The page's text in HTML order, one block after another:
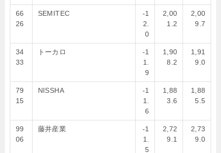
66
26
SEMITEC
-1
2.
0
2,00
1.2
2,00
9.7
34
33
トーカロ
-1
1.
9
1,90
8.2
1,91
9.0
79
15
NISSHA
-1
1.
6
1,88
3.6
1,88
5.5
99
06
藤井産業
-1
1.
5
2,72
9.1
2,73
9.0